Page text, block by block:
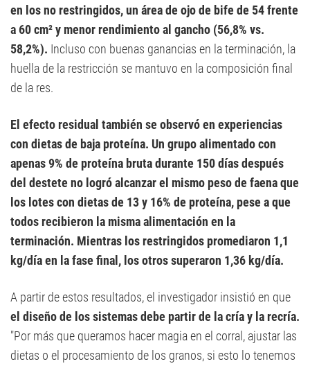
en los no restringidos, un área de ojo de bife de 54 frente
a 60 cm² y menor rendimiento al gancho (56,8% vs.
58,2%). Incluso con buenas ganancias en la terminación, la
huella de la restricción se mantuvo en la composición final
de la res.
El efecto residual también se observó en experiencias
con dietas de baja proteína. Un grupo alimentado con
apenas 9% de proteína bruta durante 150 días después
del destete no logró alcanzar el mismo peso de faena que
los lotes con dietas de 13 y 16% de proteína, pese a que
todos recibieron la misma alimentación en la
terminación. Mientras los restringidos promediaron 1,1
kg/día en la fase final, los otros superaron 1,36 kg/día.
A partir de estos resultados, el investigador insistió en que
el diseño de los sistemas debe partir de la cría y la recría.
"Por más que queramos hacer magia en el corral, ajustar las
dietas o el procesamiento de los granos, si esto lo tenemos